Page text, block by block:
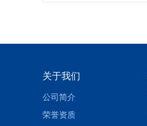
关于我们
公司简介
荣誉资质